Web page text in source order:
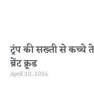
ट्रंप की सख्ती से कच्चे
ब्रेंट क्रूड
April 30, 2026